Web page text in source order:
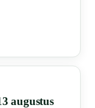
augustus